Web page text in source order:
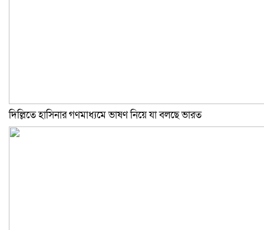
দিল্লিতে হাসিনার গণমাধ্যমে ভাষণ নিয়ে যা বলছে ভারত